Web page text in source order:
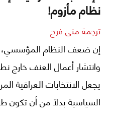
نظام مأزوم!
ترجمة منى فرح
إن ضعف النظام
وانتشار أعمال العنف خارج
يجعل الانتخابات العراقية
السياسية بدلاً من أن تكون